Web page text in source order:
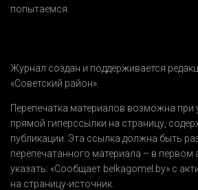
попытаемся.
Журнал создан и поддерживается
«Советский район».
Перепечатка материалов возможна при
прямой гиперссылки на страницу,
публикации. Эта ссылка должна быть
перепечатанного материала – в первом
указать: «Сообщает belkagomel.by» с
на страницу-источник.